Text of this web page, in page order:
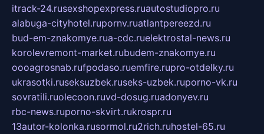
itrack-24.rusexshopexpress.ruautostudiopro.ru
alabuga-cityhotel.rupornv.ruatlantpereezd.ru
bud-em-znakomye.rua-cdc.ruelektrostal-news.ru
korolevremont-market.rubudem-znakomye.ru
oooagrosnab.rufpodaso.ruemfire.rupro-otdelky.ru
ukrasotki.ruseksuzbek.ruseks-uzbek.ruporno-vk.ru
sovratili.ruolecoon.ruvd-dosug.ruadonyev.ru
rbc-news.ruporno-skvirt.rukrospr.ru
13autor-kolonka.rusormol.ru2rich.ruhostel-65.ru